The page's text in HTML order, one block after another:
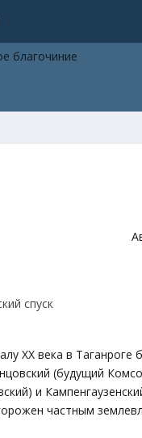
XX века в
(будущий
и
частным